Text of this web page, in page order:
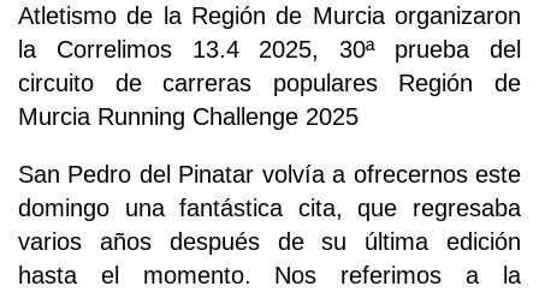
Atletismo de la Región de Murcia organizaron
la Correlimos 13.4 2025, 30ª prueba del
circuito de carreras populares Región de
Murcia Running Challenge 2025
San Pedro del Pinatar volvía a ofrecernos este
domingo una fantástica cita, que regresaba
varios años después de su última edición
hasta el momento. Nos referimos a la